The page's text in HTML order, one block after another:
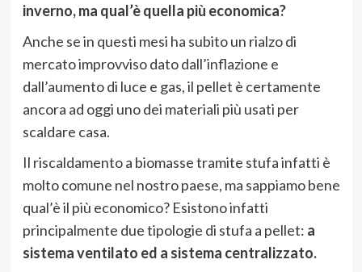
inverno, ma qual’è quella più economica?
Anche se in questi mesi ha subito un rialzo di
mercato improvviso dato dall’inflazione e
dall’aumento di luce e gas, il pellet è certamente
ancora ad oggi uno dei materiali più usati per
scaldare casa.
Il riscaldamento a biomasse tramite stufa infatti è
molto comune nel nostro paese, ma sappiamo bene
qual’è il più economico? Esistono infatti
principalmente due tipologie di stufa a pellet: a
sistema ventilato ed a sistema centralizzato.